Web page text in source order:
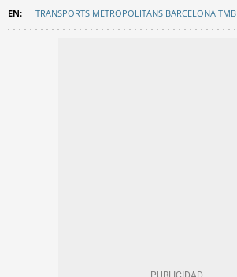
TRANSPORTS METROPOLITANS BARCELONA TMB